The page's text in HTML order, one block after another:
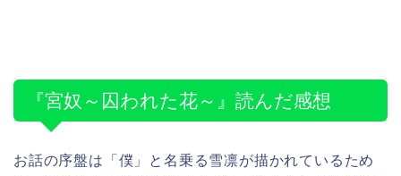
『宮奴～囚われた花～』読んだ感想
お話の序盤は「僕」と名乗る雪凛が描かれているため